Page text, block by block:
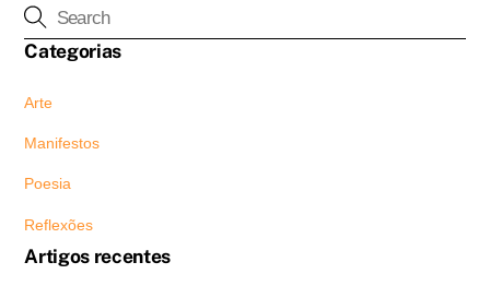
Categorias
Arte
Manifestos
Poesia
Reflexões
Artigos recentes